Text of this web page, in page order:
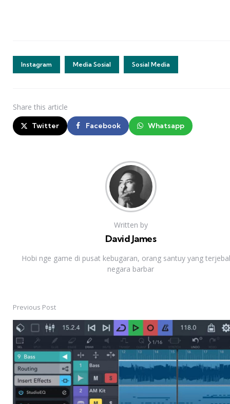
Instagram Media Sosial Sosial Media
Share this article
Twitter Facebook Whatsapp
Written by
David James
Hobi nge game di pusat kebugaran, orang santuy yang
negara barbar
Post
navigation
Previous Post